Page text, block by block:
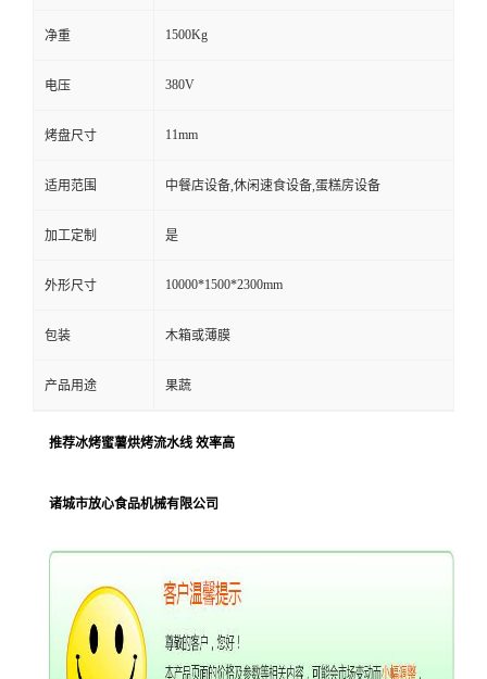
净重 1500Kg
电压 380V
烤盘尺寸 11mm
适用范围 中餐店设备,休闲速食设备,蛋糕房设备
加工定制 是
外形尺寸 10000*1500*2300mm
包装 木箱或薄膜
产品用途 果蔬
推荐冰烤蜜薯烘烤流水线 效率高
诸城市放心食品机械有限公司